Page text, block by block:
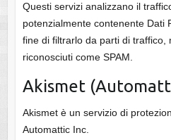
Questi servizi analizzano il
potenzialmente contenente Dati
fine di filtrarlo da parti di traffico,
riconosciuti come SPAM.
Akismet
Akismet è un servizio di
Automattic Inc.